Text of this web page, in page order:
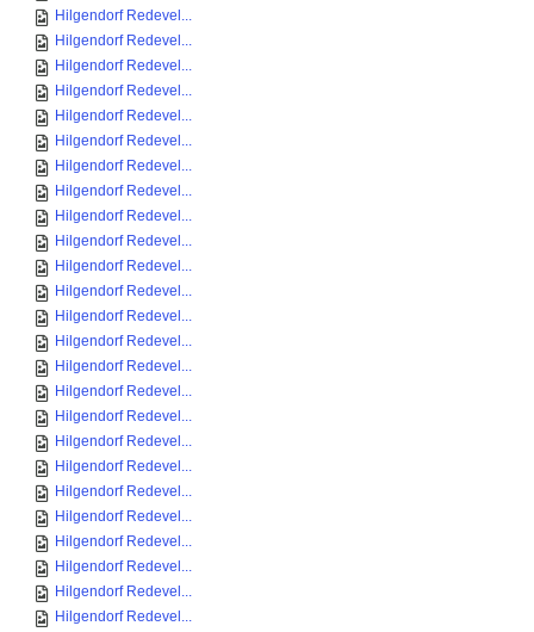
Hilgendorf Redevel...
Hilgendorf Redevel...
Hilgendorf Redevel...
Hilgendorf Redevel...
Hilgendorf Redevel...
Hilgendorf Redevel...
Hilgendorf Redevel...
Hilgendorf Redevel...
Hilgendorf Redevel...
Hilgendorf Redevel...
Hilgendorf Redevel...
Hilgendorf Redevel...
Hilgendorf Redevel...
Hilgendorf Redevel...
Hilgendorf Redevel...
Hilgendorf Redevel...
Hilgendorf Redevel...
Hilgendorf Redevel...
Hilgendorf Redevel...
Hilgendorf Redevel...
Hilgendorf Redevel...
Hilgendorf Redevel...
Hilgendorf Redevel...
Hilgendorf Redevel...
Hilgendorf Redevel...